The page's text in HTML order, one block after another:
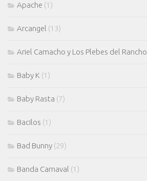
Apache (1)
Arcangel (13)
Ariel Camacho y Los Plebes del Rancho
Baby K (1)
Baby Rasta (7)
Bacilos (1)
Bad Bunny (29)
Banda Carnaval (1)